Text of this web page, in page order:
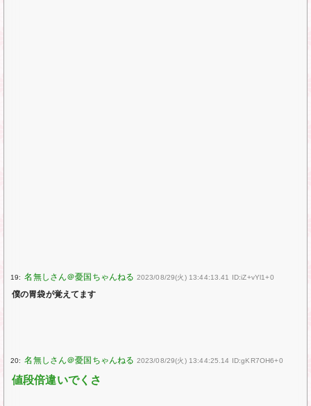
19: 2023/08/29(火) 13:44:13.41 ID:iZ+vYl1+0
僕の胃袋が覚えてます
20: 2023/08/29(火) 13:44:25.14 ID:gKR7OH6+0
値段倍違いでくさ